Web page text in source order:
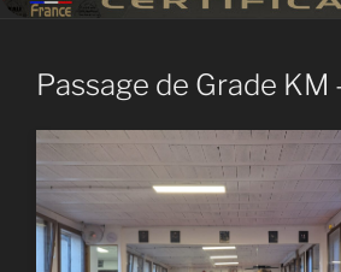
Passage de Grade KM